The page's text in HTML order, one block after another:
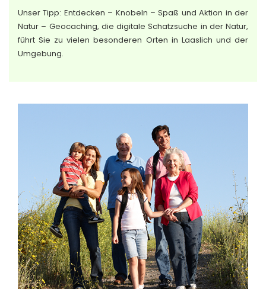
Unser Tipp: Entdecken – Knobeln – Spaß und Aktion in der
Natur – Geocaching, die digitale Schatzsuche in der Natur,
führt Sie zu vielen besonderen Orten in Laaslich und der
Umgebung.